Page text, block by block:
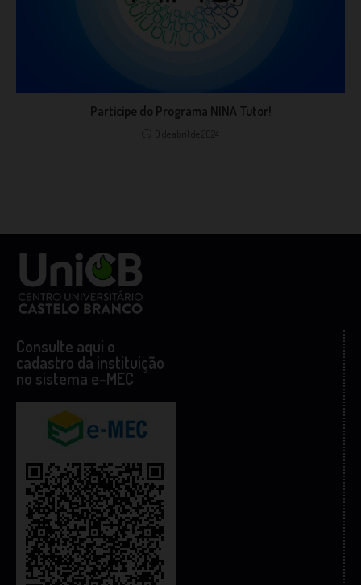
Participe do Programa NINA Tutor!
9 de abril de 2024
Consulte aqui o
cadastro da instituição
no sistema e-MEC